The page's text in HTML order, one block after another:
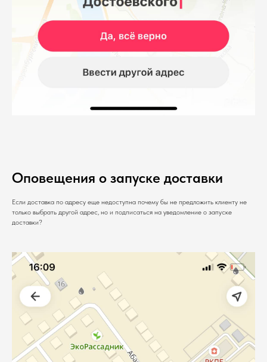
Оповещения о запуске доставки
Если доставка по адресу еще недоступна почему бы не предложить клиенту не
только выбрать другой адрес, но и подписаться на уведомление о запуске
доставки?